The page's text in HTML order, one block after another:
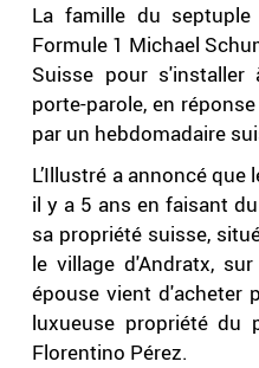
La famille du
Formule 1 Michael
Suisse pour
porte-parole, en
par un hebdomadaire
L’Illustré a annoncé
il y a 5 ans en faisant
sa propriété suisse,
le village d'Andratx,
épouse vient d'acheter
luxueuse propriété du
Florentino Pérez.